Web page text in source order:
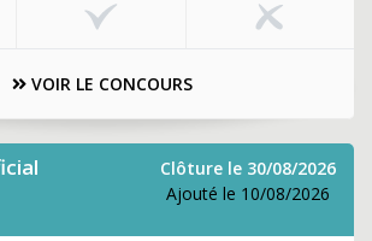
VOIR LE CONCOURS
Clôture le 30/08/2026
Ajouté le 10/08/2026